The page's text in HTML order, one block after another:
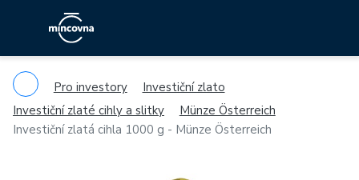
Pro investory
Investiční zlato
Investiční zlaté cihly a slitky
Münze Österreich
Investiční zlatá cihla 1000 g - Münze Österreich